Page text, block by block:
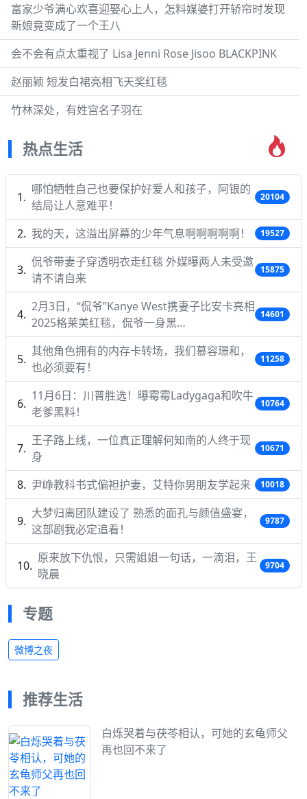
富家少爷满心欢喜迎娶心上人，怎料媒婆打开轿帘时发现
新娘竟变成了一个王八
会不会有点太重视了 Lisa Jenni Rose Jisoo BLACKPINK
赵丽颖 短发白裙亮相飞天奖红毯
竹林深处，有姓宫名子羽在
热点生活
哪怕牺牲自己也要保护好爱人和孩子，阿银的
结局让人意难平！
20104
我的天，这溢出屏幕的少年气息啊啊啊啊啊！ 19527
侃爷带妻子穿透明衣走红毯 外媒曝两人未受邀
请不请自来
15875
2月3日，“侃爷”Kanye West携妻子比安卡亮相
2025格莱美红毯，侃爷一身黑…
14601
其他角色拥有的内存卡转场，我们慕容璟和，
也必须要有！
11258
11月6日：川普胜选！曝霉霉Ladygaga和吹牛
老爹黑料！
10764
王子路上线，一位真正理解何知南的人终于现
身
10671
尹峥教科书式偏袒护妻，艾特你男朋友学起来 10018
大梦归离团队建设了 熟悉的面孔与颜值盛宴，
这部剧我必定追看！
9787
原来放下仇恨，只需姐姐一句话，一滴泪，王
晓晨
9704
专题
微博之夜
推荐生活
白烁哭着与茯苓相认，可她的玄龟师父
再也回不来了